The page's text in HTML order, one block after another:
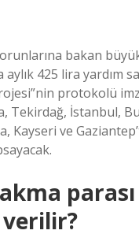
bakan
425 lira yardım
protokolü
Tekirdağ, İstanbul,
Kayseri ve
parası